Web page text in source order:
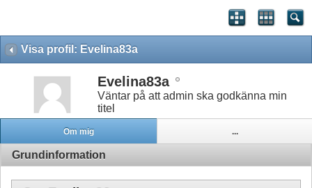
Visa profil: Evelina83a
Evelina83a
Väntar på att admin ska godkänna min
titel
Om mig ...
Grundinformation